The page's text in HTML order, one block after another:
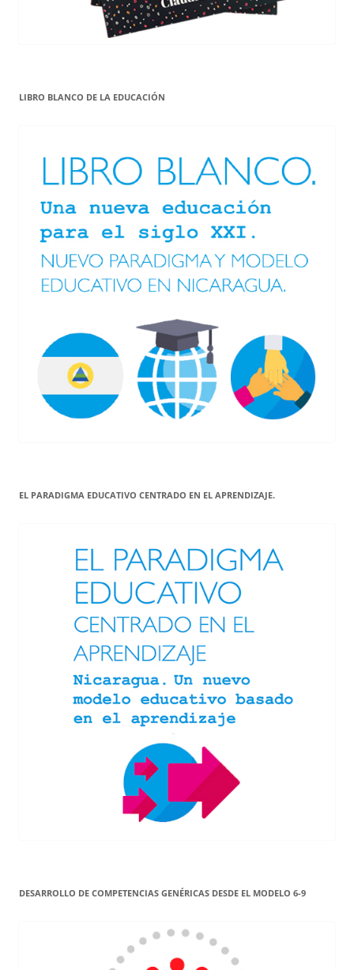
LIBRO BLANCO DE LA EDUCACIÓN
EL PARADIGMA EDUCATIVO CENTRADO EN EL APRENDIZAJE.
DESARROLLO DE COMPETENCIAS GENÉRICAS DESDE EL MODELO 6-9